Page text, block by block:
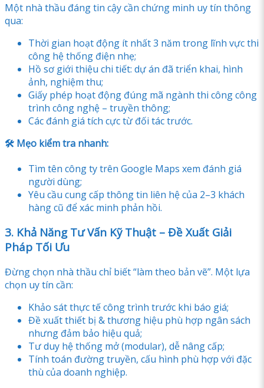
Một nhà thầu đáng tin cậy cần chứng minh uy tín thông
qua:
Thời gian hoạt động ít nhất 3 năm trong lĩnh vực thi
công hệ thống điện nhẹ;
Hồ sơ giới thiệu chi tiết: dự án đã triển khai, hình
ảnh, nghiệm thu;
Giấy phép hoạt động đúng mã ngành thi công công
trình công nghệ – truyền thông;
Các đánh giá tích cực từ đối tác trước.
🛠 Mẹo kiểm tra nhanh:
Tìm tên công ty trên Google Maps xem đánh giá
người dùng;
Yêu cầu cung cấp thông tin liên hệ của 2–3 khách
hàng cũ để xác minh phản hồi.
3. Khả Năng Tư Vấn Kỹ Thuật – Đề Xuất Giải
Pháp Tối Ưu
Đừng chọn nhà thầu chỉ biết “làm theo bản vẽ”. Một lựa
chọn uy tín cần:
Khảo sát thực tế công trình trước khi báo giá;
Đề xuất thiết bị & thương hiệu phù hợp ngân sách
nhưng đảm bảo hiệu quả;
Tư duy hệ thống mở (modular), dễ nâng cấp;
Tính toán đường truyền, cấu hình phù hợp với đặc
thù của doanh nghiệp.